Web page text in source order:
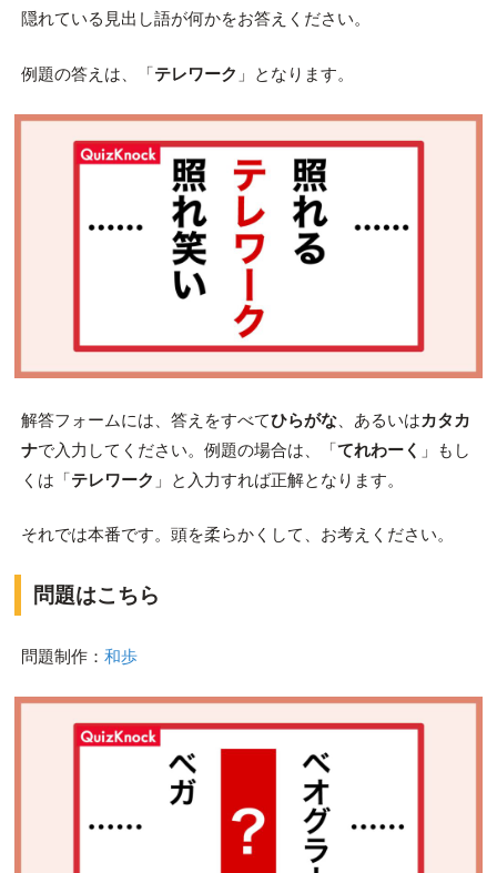
隠れている見出し語が何かをお答えください。
例題の答えは、「テレワーク 」となります。
解答フォームには、答えをすべてひらがな、あるいはカタカ
ナで入力 してください。例題の場合は、 「てれわーく 」
もし
くは「テレワーク 」と入力すれば正解となります。
それでは本番です。頭を柔らかくして、お考えください。
問題はこちら
問題制作： 和歩